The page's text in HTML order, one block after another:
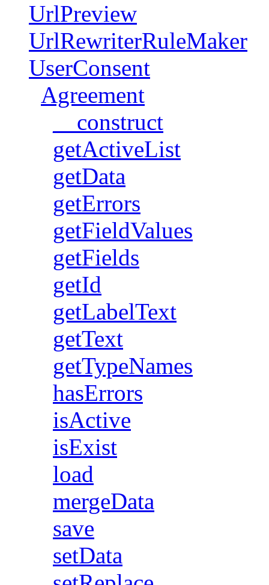
UrlPreview
UrlRewriterRuleMaker
UserConsent
Agreement
__construct
getActiveList
getData
getErrors
getFieldValues
getFields
getId
getLabelText
getText
getTypeNames
hasErrors
isActive
isExist
load
mergeData
save
setData